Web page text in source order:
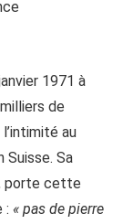
1971 à
de
au
Suisse. Sa
porte cette
: « pas de pierre